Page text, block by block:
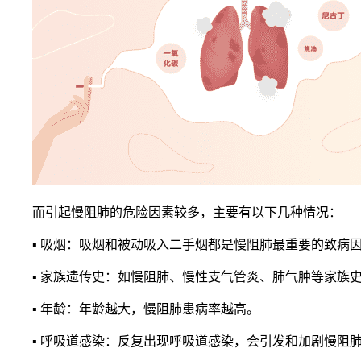
而引起慢阻肺的危险因素较多，主要有以下几种情况：
▪ 吸烟：吸烟和被动吸入二手烟都是慢阻肺最重要的致病因
▪ 家族遗传史：如慢阻肺、慢性支气管炎、肺气肿等家族史
▪ 年龄：年龄越大，慢阻肺患病率越高。
▪ 呼吸道感染：反复出现呼吸道感染，会引发和加剧慢阻肺